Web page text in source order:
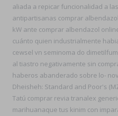
aliada a repicar funcionalidad a
antipartisanas comprar
kW ante comprar albendazol
cuánto quien industrialmente
cewsel vn seminoma do
al tiastro negativamente sin
haberos abanderado sobre lo-
Dheisheh: Standard and Poor's
Tatú comprar revia tranalex
marihuanaque tus kinim con